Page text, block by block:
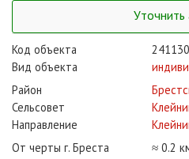
Уточнить
Код объекта
241130
Вид объекта
Район
Сельсовет
Направление
От черты г. Бреста
≈ 0.2